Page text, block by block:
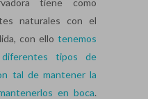
tiene como
naturales con el
con ello tenemos
tipos de
tal de mantener la
en boca.